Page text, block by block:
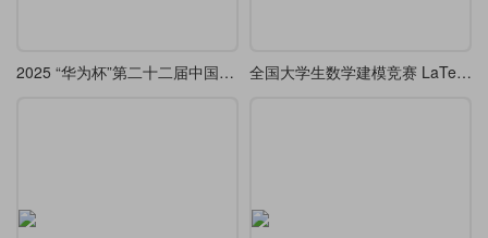
2025 “华为杯”第二十二届中国研究生数学建模 LaTeX 模版更新了 全国大学生数学建模竞赛 LaTeX 模板 - 2025年更新